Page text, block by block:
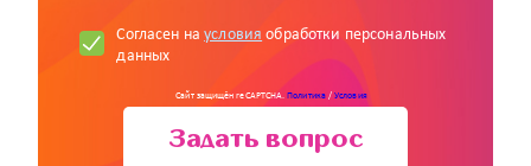
Согласен наусловия обработки персональных
данных
Сайт защищён reCAPTCHA.Политика/Условия
Задать вопрос